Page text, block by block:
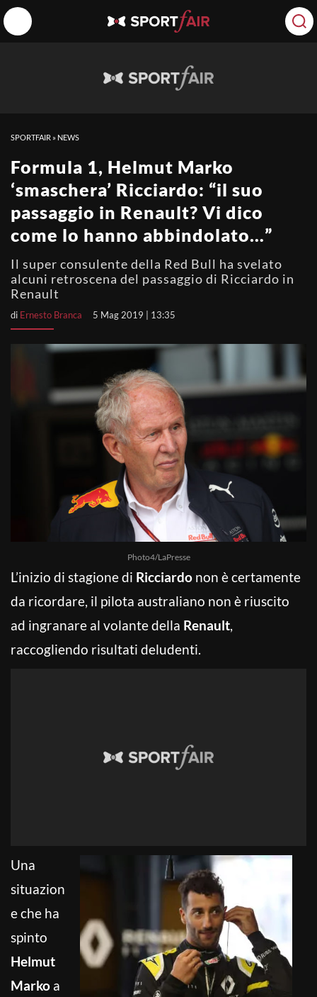
SPORTFAIR » NEWS
Formula 1, Helmut Marko
‘smaschera’ Ricciardo: “il suo
passaggio in Renault? Vi dico
come lo hanno abbindolato…”
Il super consulente della Red Bull ha svelato
alcuni retroscena del passaggio di Ricciardo in
Renault
di Ernesto Branca 5 Mag 2019 | 13:35
Photo4/LaPresse
L’inizio di stagione di Ricciardo non è certamente
da ricordare, il pilota australiano non è riuscito
ad ingranare al volante della Renault,
raccogliendo risultati deludenti.
Una
situazion
e che ha
spinto
Helmut
Marko a